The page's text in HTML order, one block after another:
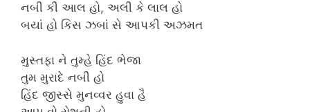
નબી કી આલ હો, અલી કે લાલ હો
બયાં હો કિસ ઝબાં સે આપકી અઝમત
મુસ્તફા ને તુમ્હે હિંદ ભેજા
તુમ મુરાદે નબી હો
હિંદ જીસ્સે મુનવ્વર હુવા હૈ